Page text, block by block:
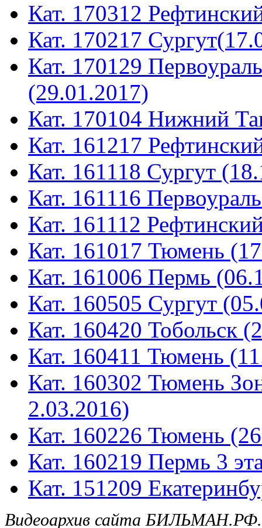
Кат. 170312
Кат. 170217
Кат. 170129
(29.01.2017)
Кат. 170104 Нижний
Кат. 161217
Кат. 161118 Сургут
Кат. 161116
Кат. 161112
Кат. 161017 Тюмень
Кат. 161006 Пермь
Кат. 160505 Сургут
Кат. 160420 Тобольск
Кат. 160411 Тюмень
Кат. 160302 Тюмень
2.03.2016)
Кат. 160226 Тюмень
Кат. 160219 Пермь 3
Кат. 151209
Видеоархив сайта БИЛЬМАН.РФ.